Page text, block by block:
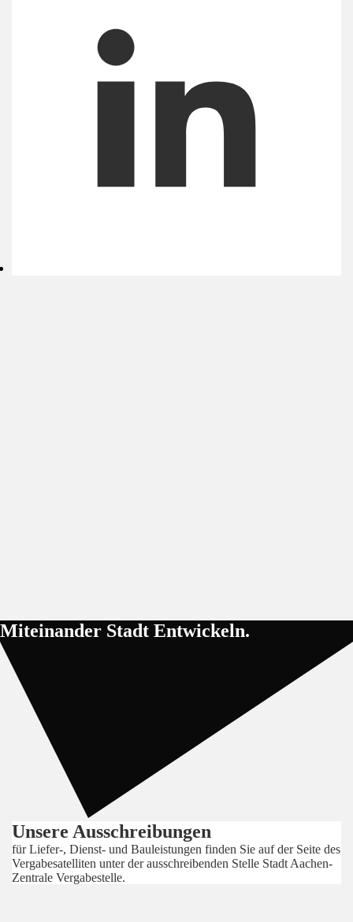
Miteinander Stadt Entwickeln.
Unsere Ausschreibungen
für Liefer-, Dienst- und Bauleistungen finden Sie auf der Seite des
Vergabesatelliten unter der ausschreibenden Stelle Stadt Aachen-
Zentrale Vergabestelle.